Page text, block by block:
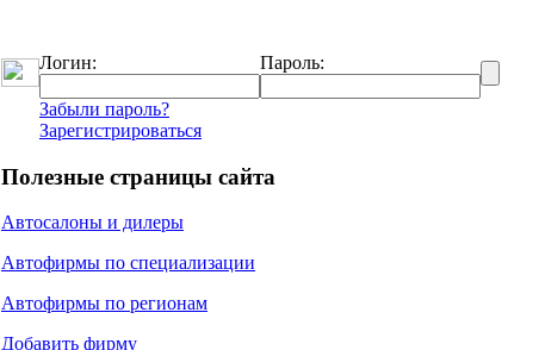
Логин: Пароль:
Забыли пароль?
Зарегистрироваться
Полезные страницы сайта
Автосалоны и дилеры
Автофирмы по специализации
Автофирмы по регионам
Добавить фирму